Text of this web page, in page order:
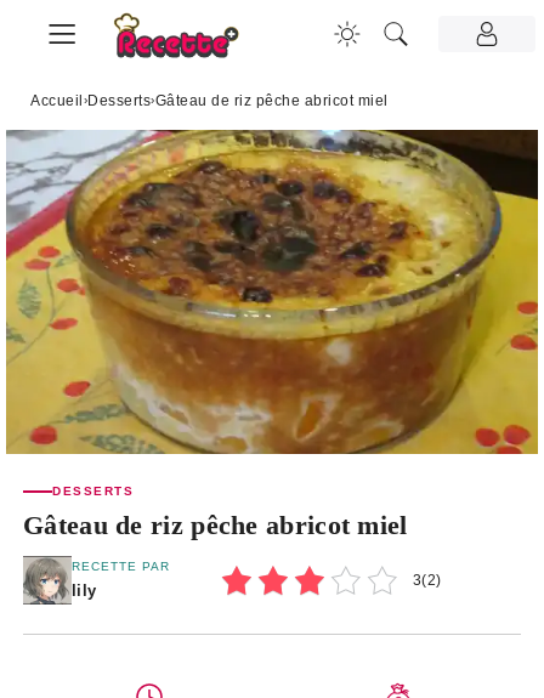
Accueil ›Desserts›Gâteau de riz pêche abricot miel
DESSERTS
Gâteau de riz pêche abricot miel
RECETTE PAR
lily
3(2)